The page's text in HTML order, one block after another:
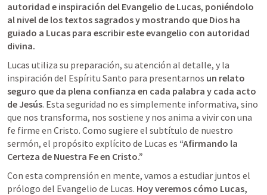
autoridad e inspiración del Evangelio de Lucas, poniéndolo
al nivel de los textos sagrados y mostrando que Dios ha
guiado a Lucas para escribir este evangelio con autoridad
divina.
Lucas utiliza su preparación, su atención al detalle, y la
inspiración del Espíritu Santo para presentarnos un relato
seguro que da plena confianza en cada palabra y cada acto
de Jesús. Esta seguridad no es simplemente informativa, sino
que nos transforma, nos sostiene y nos anima a vivir con una
fe firme en Cristo. Como sugiere el subtítulo de nuestro
sermón, el propósito explícito de Lucas es “Afirmando la
Certeza de Nuestra Fe en Cristo.”
Con esta comprensión en mente, vamos a estudiar juntos el
prólogo del Evangelio de Lucas. Hoy veremos cómo Lucas,